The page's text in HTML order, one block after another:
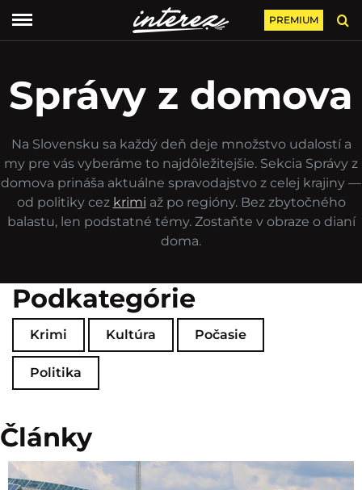
PREMIUM
Správy z domova
Na Slovensku sa každý deň deje množstvo udalostí a
my pre vás vyberáme to najdôležitejšie. Sekcia Správy z
domova prináša aktuálne spravodajstvo z celej krajiny —
od politiky cez krimi až po regióny. Bez zbytočného
balastu, len podstatné témy. Zostaňte v obraze o dianí
doma.
Podkategórie
Krimi Kultúra Počasie
Politika
Články